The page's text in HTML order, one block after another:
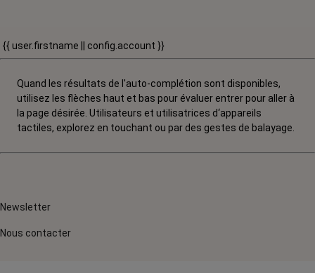
{{ user.firstname || config.account }}
Quand les résultats de l'auto-complétion sont disponibles,
utilisez les flèches haut et bas pour évaluer entrer pour aller à
la page désirée. Utilisateurs et utilisatrices d‘appareils
tactiles, explorez en touchant ou par des gestes de balayage.
Newsletter
Nous contacter